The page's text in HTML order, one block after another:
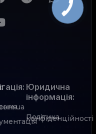
Юридична
інформація:
Політика
конфіденційності